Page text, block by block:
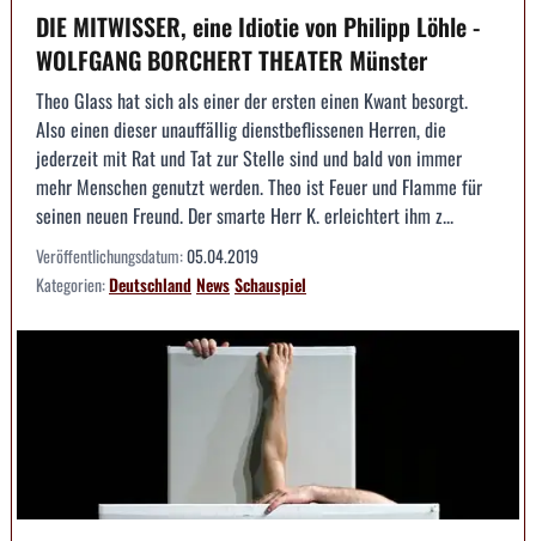
DIE MITWISSER, eine Idiotie von Philipp Löhle -
WOLFGANG BORCHERT THEATER Münster
Theo Glass hat sich als einer der ersten einen Kwant besorgt.
Also einen dieser unauffällig dienstbeflissenen Herren, die
jederzeit mit Rat und Tat zur Stelle sind und bald von immer
mehr Menschen genutzt werden. Theo ist Feuer und Flamme für
seinen neuen Freund. Der smarte Herr K. erleichtert ihm z...
Veröffentlichungsdatum:05.04.2019
Kategorien:DeutschlandNewsSchauspiel